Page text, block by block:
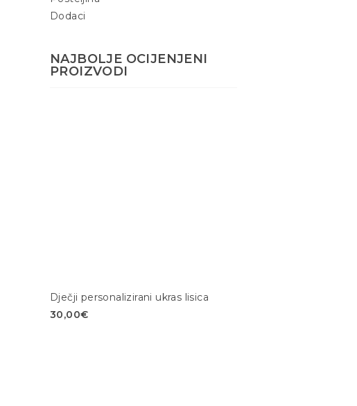
Dodaci
NAJBOLJE OCIJENJENI
PROIZVODI
Dječji personalizirani ukras lisica
30,00€